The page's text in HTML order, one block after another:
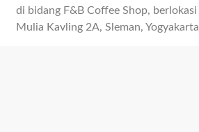
di bidang F&B Coffee Shop,
Mulia Kavling 2A, Sleman,